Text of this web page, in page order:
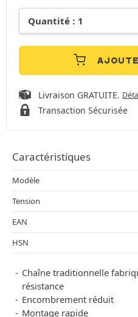
Livraison GRATUITE.
Transaction Sécurisée
Caractéristiques
Modèle
Tension
EAN
HSN
Chaîne traditionnelle
résistance
Encombrement réduit
Montage rapide